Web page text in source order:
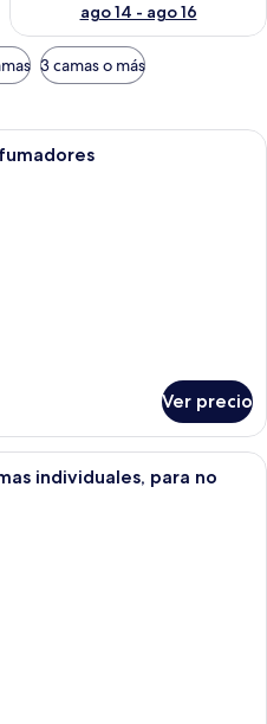
ago 14 - ago 16
3 camas o más
Habitación de hotel con cama,
Ver precio
Habitación de hotel con dos camas,
individuales, para no